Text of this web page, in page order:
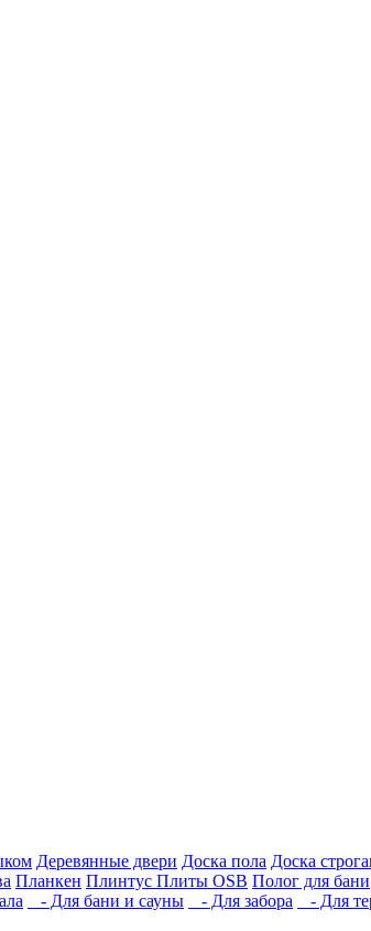
Деревянные двери Доска пола Доска
Планкен Плинтус Плиты OSB Полог для бани
- Для бани и сауны - Для забора - Для